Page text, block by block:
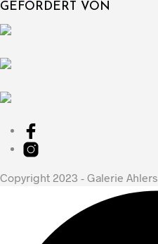
GEFÖRDERT VON
Copyright 2023 - Galerie Ahlers